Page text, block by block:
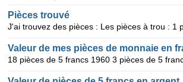
Pièces trouvé
Valeur de mes pièces de monnaie en